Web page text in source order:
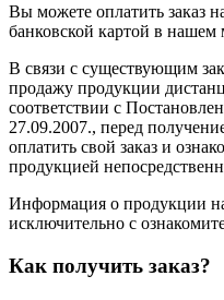
Вы можете оплатить заказ
банковской картой в нашем
В связи с существующим
продажу продукции
соответствии с
27.09.2007., перед
оплатить свой заказ и
продукцией
Информация о продукции
исключительно с
Как получить заказ?